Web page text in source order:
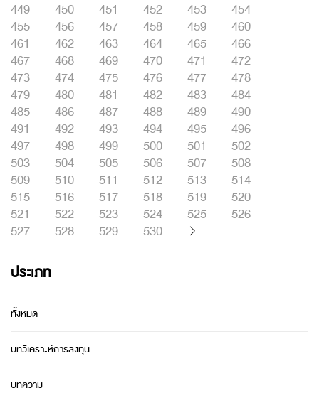
449
450 451 452 453
454
455
456 457 458 459
460
461
462 463 464 465
466
467
468 469 470 471
472
473
474 475 476 477
478
479
480 481 482 483
484
485
486 487 488 489
490
491
492 493 494 495
496
497
498 499 500 501
502
503
504 505 506 507
508
509
510 511 512 513
514
515
516 517 518 519
520
521
522 523 524 525
526
527
528 529 530
ประเภท
ทั้งหมด
บทวิเคราะห์การลงทุน
บทความ